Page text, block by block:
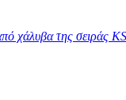
χάλυβα της σειράς